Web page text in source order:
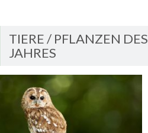
TIERE / PFLANZEN DES
JAHRES